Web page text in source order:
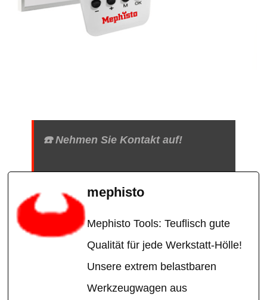
☎️ Nehmen Sie Kontakt auf!
mephisto
Mephisto Tools: Teuflisch gute
Qualität für jede Werkstatt-Hölle!
Unsere extrem belastbaren
Werkzeugwagen aus